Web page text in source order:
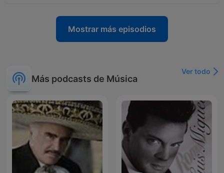
Mostrar más episodios
Más podcasts de Música
Ver todo